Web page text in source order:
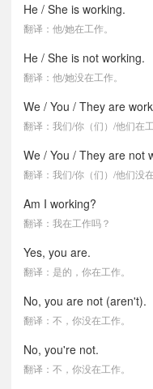
He / She is working.
翻译：他/她在工作。
He / She is not working.
翻译：他/她没在工作。
We / You / They are
翻译：我们/你（们）/他们在工
We / You / They are not
翻译：我们/你（们）/他们没在
Am I working?
翻译：我在工作吗？
Yes, you are.
翻译：是的，你在工作。
No, you are not (aren't).
翻译：不，你没在工作。
No, you're not.
翻译：不，你没在工作。